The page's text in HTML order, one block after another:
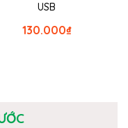
USB
₫
130.000